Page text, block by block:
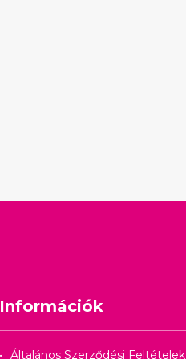
Információk
Általános Szerződési Feltételek